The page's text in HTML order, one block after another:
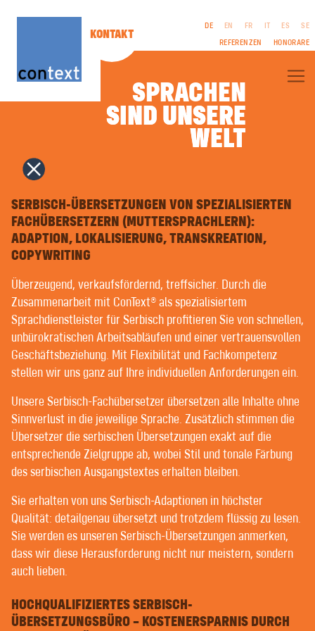
SPRACHEN
SIND UNSERE
WELT
SIND UNSERE
WELT
DE EN FR IT ES
SE
REFERENZEN
HONORARE
FILM & TV | DREHBÜCHER
CORPORATE PUBLISHING
COPYWRITING | WERBETEXTE
PR & ÖFFENTLICHKEITSARBEIT
NAMENSFINDUNG | MARKENNAMEN
GRAFIKDESIGN | MULTIMEDIA
FREMDSPRACHENSATZ | DRUCKVORSTUFE
SPRACHTRAINING | COACHING
LEICHTE SPRACHE | EINFACHE SPRACHE
MASCHINELLE ÜBERSETZUNG MIT KI
POST-EDITING DURCH DIPLOM-ÜBERSETZER
LEKTORAT UND KORREKTORAT
ÜBERSETZER | TEXTER | LEKTOREN
GUTE KUNDEN GENIESSEN BEI UNS EINE SEHR P
ERSÖNLICHE BETREUUNG. GLÜCKLICHERWEISE H
Es gibt kaum einen Sprachdienstleister, der nicht für
sich in Anspruch nimmt, persönliche und
vertrauensvolle Kundenbeziehungen zu pflegen. Doch
was genau darunter zu verstehen ist, darüber gehen
Im Gegensatz zu vielen Übersetzungsbüros, in denen
IMPRESSUM
DATENSCHUTZ
GENDER-
HINWEIS
SERBISCH-ÜBERSETZUNGEN VON SPEZIALISIERTEN
FACHÜBERSETZERN (MUTTERSPRACHLERN):
ADAPTION, LOKALISIERUNG, TRANSKREATION,
COPYWRITING
Überzeugend, verkaufsfördernd, treffsicher. Durch die
Zusammenarbeit mit ConText® als spezialisiertem
Sprachdienstleister für Serbisch profitieren Sie von schnellen,
unbürokratischen Arbeitsabläufen und einer vertrauensvollen
Geschäftsbeziehung. Mit Flexibilität und Fachkompetenz
stellen wir uns ganz auf Ihre individuellen Anforderungen ein.
Unsere Serbisch-Fachübersetzer übersetzen alle Inhalte ohne
Sinnverlust in die jeweilige Sprache. Zusätzlich stimmen die
Übersetzer die serbischen Übersetzungen exakt auf die
entsprechende Zielgruppe ab, wobei Stil und tonale Färbung
des serbischen Ausgangstextes erhalten bleiben.
Sie erhalten von uns Serbisch-Adaptionen in höchster
Qualität: detailgenau übersetzt und trotzdem flüssig zu lesen.
Sie werden es unseren Serbisch-Übersetzungen anmerken,
dass wir diese Herausforderung nicht nur meistern, sondern
auch lieben.
HOCHQUALIFIZIERTES SERBISCH-
ÜBERSETZUNGSBÜRO – KOSTENERSPARNIS DURCH
KONTAKT